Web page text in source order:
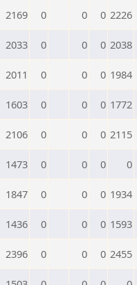
2169 0 0 0 2226
2033 0 0 0 2038
2011 0 0 0 1984
1603 0 0 0 1772
2106 0 0 0 2115
1473 0 0 0 0
1847 0 0 0 1934
1436 0 0 0 1593
2396 0 0 0 2455